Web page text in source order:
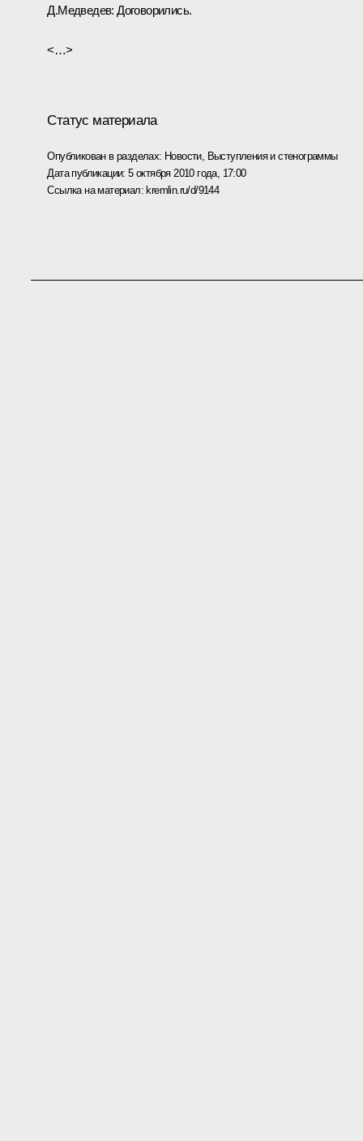
Д.Медведев: Договорились.
<…>
Статус материала
Опубликован в разделах: Новости, Выступления и стенограммы
Дата публикации:5 октября 2010 года, 17:00
Ссылка на материал: kremlin.ru/d/9144